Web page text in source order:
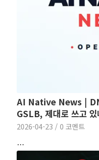
AI Native News |
GSLB, 제대로 쓰고 있
2026-04-23 / 0 코멘트
…